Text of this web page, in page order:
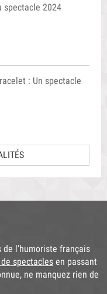
spectacle 2024
: Un spectacle
de l’humoriste français
spectacles en passant
ne manquez rien de